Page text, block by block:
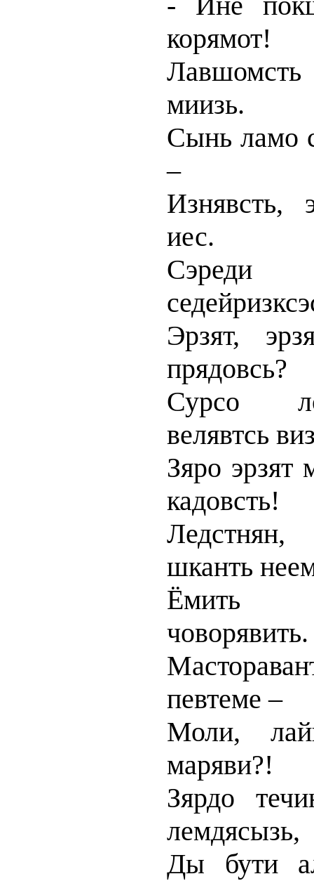
корямот!
Лавшомсть
миизь.
Сынь ламо
–
Изнявсть,
иес.
Эрзят,
прядовсь?
Сурсо
велявтсь
Зяро эрзят
кадовсть!
шканть
Ёмить
човорявить.
певтеме –
Моли,
маряви?!
Зярдо
лемдясызь,
Ды бути